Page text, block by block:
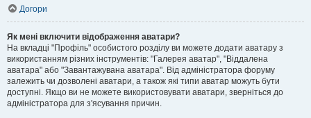
Догори
Як мені включити відображення аватари?
На вкладці "Профіль" особистого розділу ви можете додати аватару з
використанням різних інструментів: "Галерея аватар", "Віддалена
аватара" або "Завантажувана аватара". Від адміністратора форуму
залежить чи дозволені аватари, а також які типи аватар можуть бути
доступні. Якщо ви не можете використовувати аватари, зверніться до
адміністратора для з'ясування причин.